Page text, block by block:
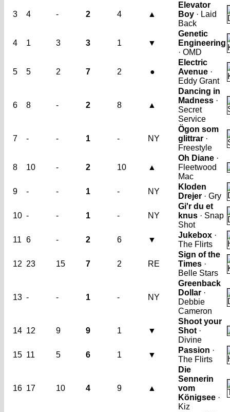
3 4 - 2 4 ▲
Elevator
Boy · Laid
Back
4 1 3 3 1 ▼
Genetic
Engineering
· OMD
5 5 2 7 2 ●
Electric
Avenue ·
Eddy Grant
6 8 - 2 8 ▲
Dancing in
Madness ·
Secret
Service
7 - - 1 - NY
Ögon som
glittrar ·
Freestyle
8 10 - 2 10 ▲
Oh Diane ·
Fleetwood
Mac
9
- - 1 - NY
Kloden
Drejer · Gry
10 - - 1 - NY
Gi'r du et
knus · Snap
Shot
11 6 - 2 6 ▼
Jukebox ·
The Flirts
12 23 15 7 2 RE
Sign of the
Times ·
Belle Stars
13 - - 1 - NY
Greenback
Dollar ·
Debbie
Cameron
14 12 9 9 1 ▼
Shoot your
Shot ·
Divine
15 11 5 6 1 ▼
Passion ·
The Flirts
16 17 10 4 9 ▲
Die
Sennerin
vom
Königsee ·
Kiz